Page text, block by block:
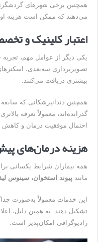
همچنین برخی شهرهای
می‌دهند که ممکن است هزینه
اعتبار کلینیک و
یکی دیگر از عوامل مهم، تجربه
تصویربرداری سه‌بعدی،
بیشتری دریافت می‌کنند.
همچنین دندانپزشکانی که سابقه
گذرانده‌اند، معمولاً تعرفه
احتمال موفقیت درمان و کاهش
هزینه درمان‌های
همه بیماران شرایط یکسانی
مانند پیوند استخوان، سینوس
این خدمات معمولاً به‌صورت
تشکیل دهند. به همین دلیل،
رادیوگرافی امکان‌پذیر است.